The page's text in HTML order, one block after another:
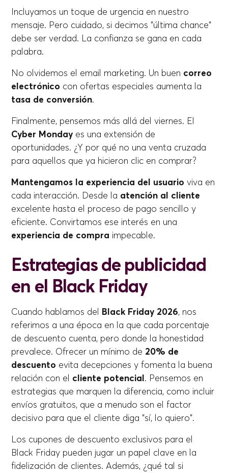
Incluyamos un toque de urgencia en nuestro
mensaje. Pero cuidado, si decimos "última chance"
debe ser verdad. La confianza se gana en cada
palabra.
No olvidemos el email marketing. Un buen correo
electrónico con ofertas especiales aumenta la
tasa de conversión.
Finalmente, pensemos más allá del viernes. El
Cyber Monday es una extensión de
oportunidades. ¿Y por qué no una venta cruzada
para aquellos que ya hicieron clic en comprar?
Mantengamos la experiencia del usuario viva en
cada interacción. Desde la atención al cliente
excelente hasta el proceso de pago sencillo y
eficiente. Convirtamos ese interés en una
experiencia de compra impecable.
Estrategias de publicidad
en el Black Friday
Cuando hablamos del Black Friday 2026, nos
referimos a una época en la que cada porcentaje
de descuento cuenta, pero donde la honestidad
prevalece. Ofrecer un mínimo de 20% de
descuento evita decepciones y fomenta la buena
relación con el cliente potencial. Pensemos en
estrategias que marquen la diferencia, como incluir
envíos gratuitos, que a menudo son el factor
decisivo para que el cliente diga "sí, lo quiero".
Los cupones de descuento exclusivos para el
Black Friday pueden jugar un papel clave en la
fidelización de clientes. Además, ¿qué tal si